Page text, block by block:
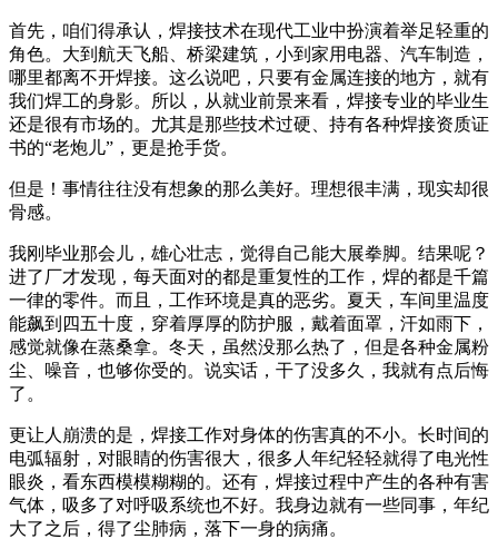
首先，咱们得承认，焊接技术在现代工业中扮演着举足轻重的
角色。大到航天飞船、桥梁建筑，小到家用电器、汽车制造，
哪里都离不开焊接。这么说吧，只要有金属连接的地方，就有
我们焊工的身影。所以，从就业前景来看，焊接专业的毕业生
还是很有市场的。尤其是那些技术过硬、持有各种焊接资质证
书的“老炮儿”，更是抢手货。
但是！事情往往没有想象的那么美好。理想很丰满，现实却很
骨感。
我刚毕业那会儿，雄心壮志，觉得自己能大展拳脚。结果呢？
进了厂才发现，每天面对的都是重复性的工作，焊的都是千篇
一律的零件。而且，工作环境是真的恶劣。夏天，车间里温度
能飙到四五十度，穿着厚厚的防护服，戴着面罩，汗如雨下，
感觉就像在蒸桑拿。冬天，虽然没那么热了，但是各种金属粉
尘、噪音，也够你受的。说实话，干了没多久，我就有点后悔
了。
更让人崩溃的是，焊接工作对身体的伤害真的不小。长时间的
电弧辐射，对眼睛的伤害很大，很多人年纪轻轻就得了电光性
眼炎，看东西模模糊糊的。还有，焊接过程中产生的各种有害
气体，吸多了对呼吸系统也不好。我身边就有一些同事，年纪
大了之后，得了尘肺病，落下一身的病痛。